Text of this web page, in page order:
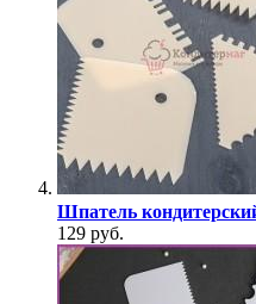
Шпатель
129 руб.